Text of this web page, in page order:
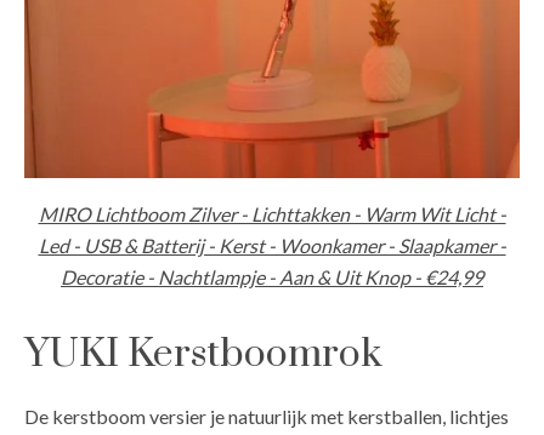
MIRO Lichtboom Zilver - Lichttakken - Warm Wit Licht -
Led - USB & Batterij - Kerst - Woonkamer - Slaapkamer -
Decoratie - Nachtlampje - Aan & Uit Knop - €24,99
YUKI Kerstboomrok
De kerstboom versier je natuurlijk met kerstballen, lichtjes